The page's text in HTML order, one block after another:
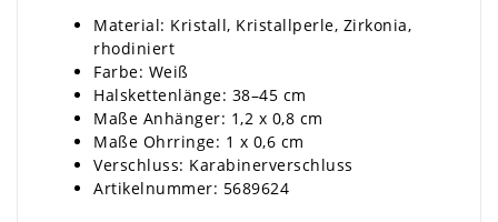
Material: Kristall, Kristallperle, Zirkonia,
rhodiniert
Farbe: Weiß
Halskettenlänge: 38–45 cm
Maße Anhänger: 1,2 x 0,8 cm
Maße Ohrringe: 1 x 0,6 cm
Verschluss: Karabinerverschluss
Artikelnummer: 5689624